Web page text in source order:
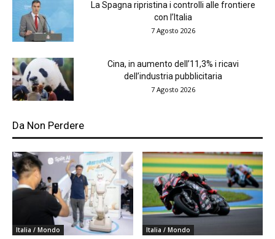
La Spagna ripristina i controlli alle frontiere
con l’Italia
7 Agosto 2026
Cina, in aumento dell’11,3% i ricavi
dell’industria pubblicitaria
7 Agosto 2026
Da Non Perdere
Italia / Mondo Italia / Mondo